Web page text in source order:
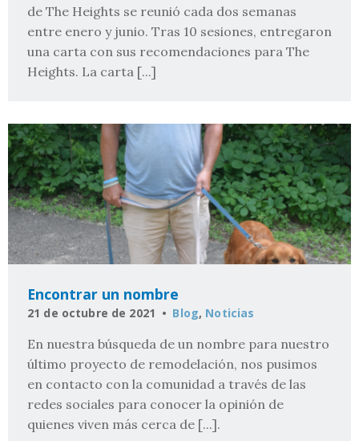
de The Heights se reunió cada dos semanas
entre enero y junio. Tras 10 sesiones, entregaron
una carta con sus recomendaciones para The
Heights. La carta [...]
Encontrar un nombre
21 de octubre de 2021 Blog, Noticias
En nuestra búsqueda de un nombre para nuestro
último proyecto de remodelación, nos pusimos
en contacto con la comunidad a través de las
redes sociales para conocer la opinión de
quienes viven más cerca de [...].